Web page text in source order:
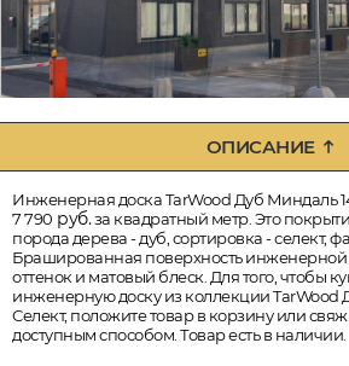
ОПИСАНИЕ
Инженерная доска TarWood Дуб Миндаль
7 790 руб.за квадратный метр. Это
порода дерева - дуб, сортировка - селект,
Брашированная поверхность инженерной
оттенок и матовый блеск. Для того, чтобы
инженерную доску из коллекции TarWood
Селект, положите товар в корзину или
доступным способом. Товар есть в наличии.